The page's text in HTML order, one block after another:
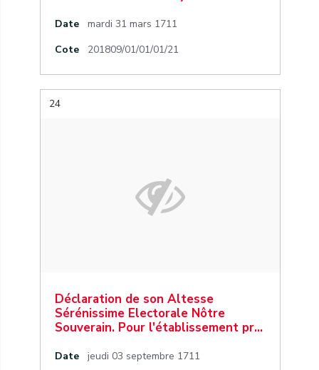
Date
mardi 31 mars 1711
Cote
201809/01/01/01/21
24
Déclaration de son Altesse
Sérénissime Electorale Nôtre
Souverain. Pour l'établissement pr…
Date
jeudi 03 septembre 1711